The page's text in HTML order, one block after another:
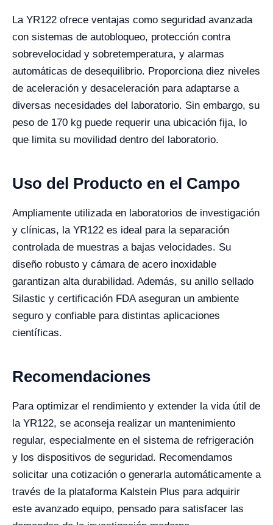
La YR122 ofrece ventajas como seguridad avanzada
con sistemas de autobloqueo, protección contra
sobrevelocidad y sobretemperatura, y alarmas
automáticas de desequilibrio. Proporciona diez niveles
de aceleración y desaceleración para adaptarse a
diversas necesidades del laboratorio. Sin embargo, su
peso de 170 kg puede requerir una ubicación fija, lo
que limita su movilidad dentro del laboratorio.
Uso del Producto en el Campo
Ampliamente utilizada en laboratorios de investigación
y clínicas, la YR122 es ideal para la separación
controlada de muestras a bajas velocidades. Su
diseño robusto y cámara de acero inoxidable
garantizan alta durabilidad. Además, su anillo sellado
Silastic y certificación FDA aseguran un ambiente
seguro y confiable para distintas aplicaciones
científicas.
Recomendaciones
Para optimizar el rendimiento y extender la vida útil de
la YR122, se aconseja realizar un mantenimiento
regular, especialmente en el sistema de refrigeración
y los dispositivos de seguridad. Recomendamos
solicitar una cotización o generarla automáticamente a
través de la plataforma Kalstein Plus para adquirir
este avanzado equipo, pensado para satisfacer las